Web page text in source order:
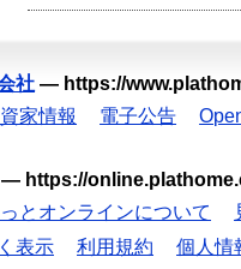
社 — https://
家情報 電子公告
— https://
とオンラインについて
表示
利用規約 個人情